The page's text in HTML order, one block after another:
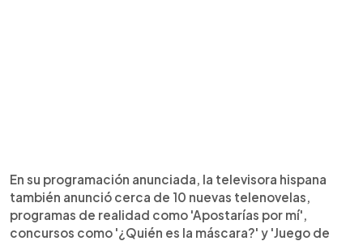
En su programación anunciada, la televisora hispana
también anunció cerca de 10 nuevas telenovelas,
programas de realidad como 'Apostarías por mí',
concursos como '¿Quién es la máscara?' y 'Juego de